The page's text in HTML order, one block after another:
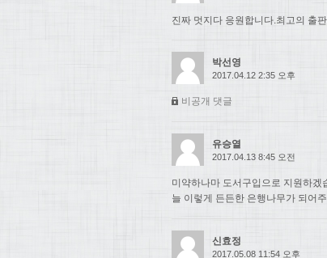
진짜 멋지다 응원합니다.최고의 출판
박선영
2017.04.12 2:35 오후
비공개 댓글
유승열
2017.04.13 8:45 오전
미약하나마 도서구입으로 지원하겠
늘 이렇게 든든한 은행나무가 되어
신효정
2017.05.08 11:54 오후